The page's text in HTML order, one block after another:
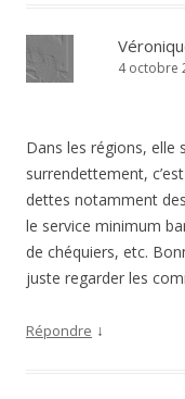
4 octobre
Dans les régions, elle
surrendettement,
dettes notamment
le service minimum
de chéquiers, etc.
juste regarder les
Répondre ↓